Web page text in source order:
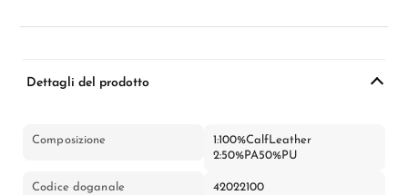
Dettagli del prodotto
Composizione
1:100%CalfLeather
2:50%PA50%PU
Codice doganale 42022100